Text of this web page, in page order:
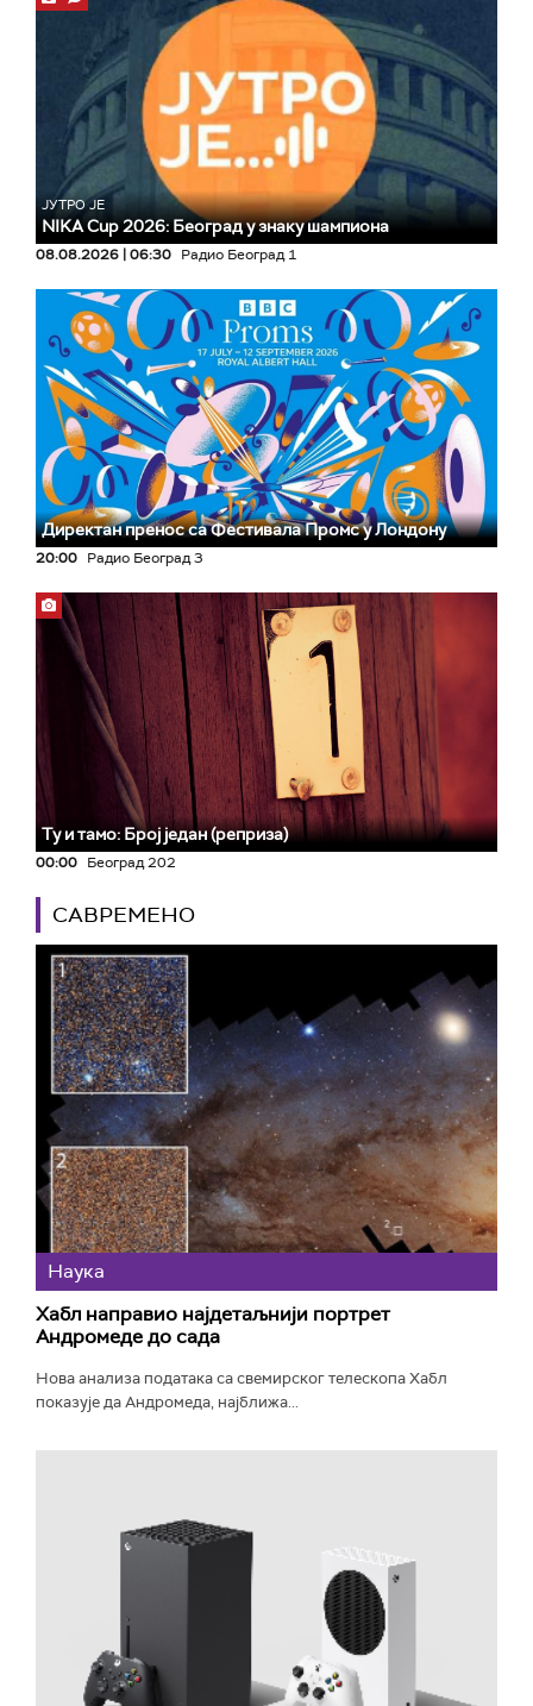
ЈУТРО ЈЕ
NIKA Cup 2026: Београд у знаку шампиона
08.08.2026 | 06:30 Радио Београд 1
Директан пренос са Фестивала Промс у Лондону
20:00 Радио Београд 3
Ту и тамо: Број један (реприза)
00:00 Београд 202
САВРЕМЕНО
Наука
Хабл направио најдетаљнији портрет
Андромеде до сада
Нова анализа података са свемирског телескопа Хабл
показује да Андромеда, најближа...